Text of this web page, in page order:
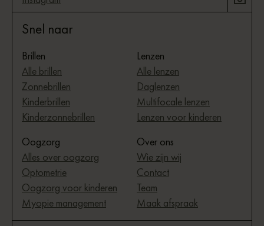
Snel naar
Brillen
Alle brillen
Zonnebrillen
Kinderbrillen
Kinderzonnebrillen
Lenzen
Alle lenzen
Daglenzen
Multifocale lenzen
Lenzen voor kinderen
Oogzorg
Alles over oogzorg
Optometrie
Oogzorg voor kinderen
Myopie management
Over ons
Wie zijn wij
Contact
Team
Maak afspraak